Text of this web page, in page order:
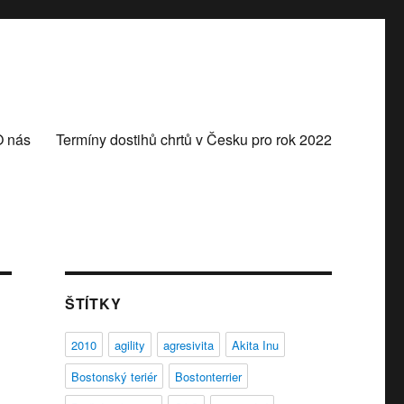
nás Termíny dostihů chrtů v Česku pro rok 2022
ŠTÍTKY
2010 agility agresivita
Akita Inu
Bostonský teriér
Bostonterrier